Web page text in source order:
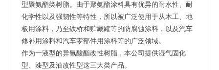
型聚氨酯类树脂。由于聚氨酯涂料具有优异的耐水性、耐
化学性以及强韧性等特性，所以被广泛使用于从木工、地
板用涂料，乃至铁桥和贮藏罐等的防腐蚀涂料，以及汽车
修补用涂料和汽车零部件用涂料等的广泛领域。
作为一液型的异氰酸酯改性树脂，本公司提供湿气固化
型、漆型及油改性型这三大类产品。